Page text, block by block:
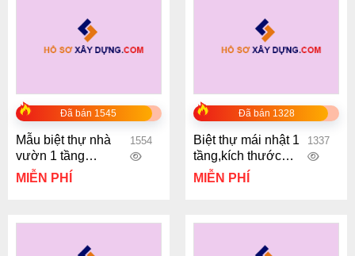
Đã bán 1545
Mẫu biệt thự nhà
vườn 1 tầng
10.72×15.52m đẹp
1554
MIỄN PHÍ
Đã bán 1328
Biệt thự mái nhật 1
tầng,kích thước
13.5×9.5m
1337
MIỄN PHÍ